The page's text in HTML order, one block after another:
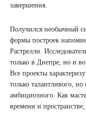
завершения.
Получился необычный
формы построек
Растрелли.
только в Днепре, но и
Все проекты
только талантливого,
амбициозного. Как
времени и